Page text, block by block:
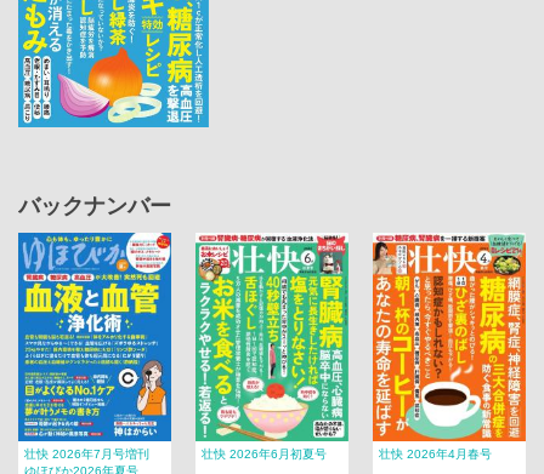
バックナンバー
壮快 2026年7月号増刊
壮快 2026年6月初夏号 壮快 2026年4月春号